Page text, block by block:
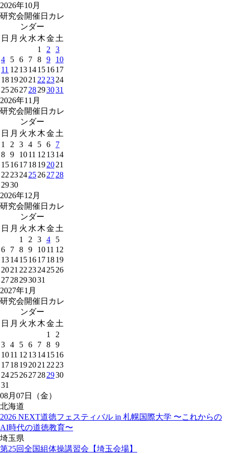
2026年10月
研究会開催日カレ
ンダー
日 月 火 水 木金 土
1
2
3
4
5 6 7 8 9
10
11 12 1314151617
18192021 22 2324
25262728293031
2026年11月
研究会開催日カレ
ンダー
日 月 火 水 木金 土
1
2 3 4 5 6
7
8 9 1011 12 1314
15161718192021
22 232425262728
2930
2026年12月
研究会開催日カレ
ンダー
日 月 火 水 木金 土
1
2 3 4
5
6
7 8 9 1011 12
13141516171819
2021 22 23242526
2728293031
2027年1月
研究会開催日カレ
ンダー
日 月 火 水 木金 土
1
2
3 4 5 6 7 8 9
1011 12 13141516
1718192021 22 23
24252627282930
31
08月07日（金）
北海道
2026 NEXT道徳フェスティバル in 札幌国際大学 〜これからの
AI時代の道徳教育〜
埼玉県
第25回全国組体操講習会【埼玉会場】